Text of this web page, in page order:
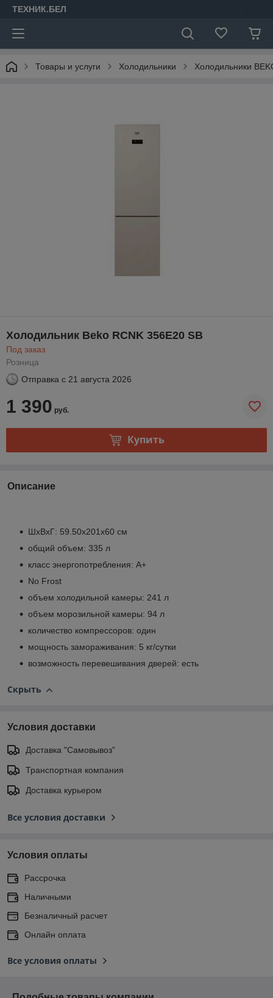
ТЕХНИК.БЕЛ
Товары и услуги Холодильники Холодильники
Холодильник Beko RCNK 356E20 SB
Под заказ
Розница
Отправка с 21 августа 2026
1 390 руб.
Купить
Описание
ШхВхГ: 59.50х201х60 см
общий объем: 335 л
класс энергопотребления: A+
No Frost
объем холодильной камеры: 241 л
объем морозильной камеры: 94 л
количество компрессоров: один
мощность замораживания: 5 кг/сутки
возможность перевешивания дверей: есть
Скрыть
Условия доставки
Доставка "Самовывоз"
Транспортная компания
Доставка курьером
Все условия доставки
Условия оплаты
Рассрочка
Наличными
Безналичный расчет
Онлайн оплата
Все условия оплаты